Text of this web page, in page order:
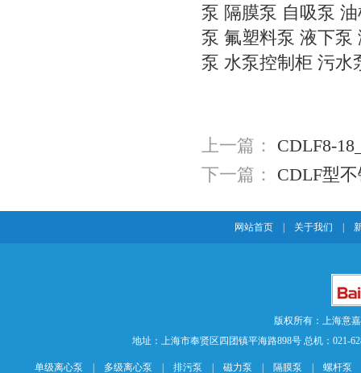
泵 隔膜泵 自吸泵
泵 氟塑料泵 液下泵
泵 水泵控制柜 污水
上一篇： CDLF8-
下一篇： CDLF型
网站首页 关于我们
版权所有：上海意
地址：上海市奉贤区四团镇平海路898号 总机：021-
单级离心泵 多级离心泵 排污泵 磁力泵 隔膜泵 螺杆泵